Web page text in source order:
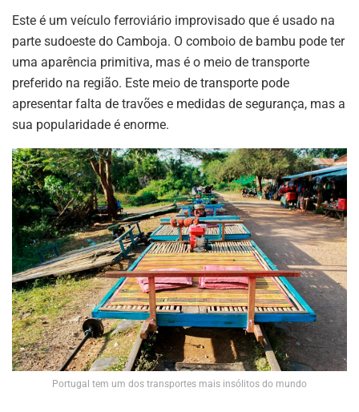
Este é um veículo ferroviário improvisado que é usado na
parte sudoeste do Camboja. O comboio de bambu pode ter
uma aparência primitiva, mas é o meio de transporte
preferido na região. Este meio de transporte pode
apresentar falta de travões e medidas de segurança, mas a
sua popularidade é enorme.
Portugal tem um dos transportes mais insólitos do mundo